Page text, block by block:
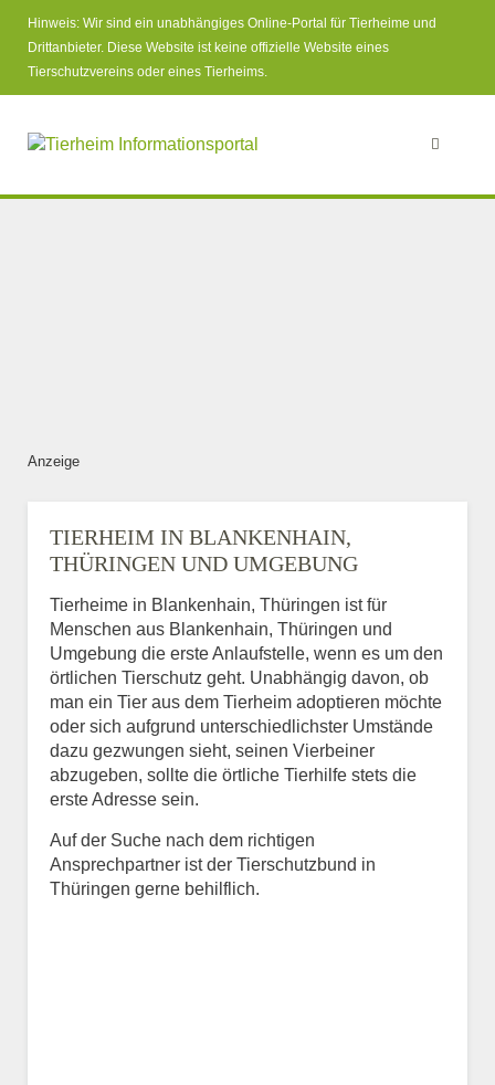
Hinweis: Wir sind ein unabhängiges Online-Portal für Tierheime und
Drittanbieter. Diese Website ist keine offizielle Website eines
Tierschutzvereins oder eines Tierheims.
Anzeige
TIERHEIM IN BLANKENHAIN,
THÜRINGEN UND UMGEBUNG
Tierheime in Blankenhain, Thüringen ist für
Menschen aus Blankenhain, Thüringen und
Umgebung die erste Anlaufstelle, wenn es um den
örtlichen Tierschutz geht. Unabhängig davon, ob
man ein Tier aus dem Tierheim adoptieren möchte
oder sich aufgrund unterschiedlichster Umstände
dazu gezwungen sieht, seinen Vierbeiner
abzugeben, sollte die örtliche Tierhilfe stets die
erste Adresse sein.
Auf der Suche nach dem richtigen
Ansprechpartner ist der Tierschutzbund in
Thüringen gerne behilflich.